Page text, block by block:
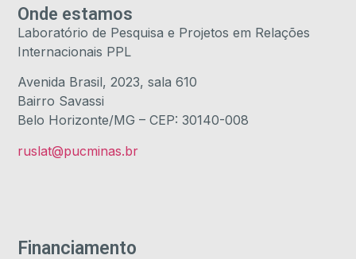
Financiamento
Onde estamos
Laboratório de Pesquisa e Projetos em Relações
Internacionais PPL
Avenida Brasil, 2023, sala 610
Bairro Savassi
Belo Horizonte/MG – CEP: 30140-008
ruslat@pucminas.br